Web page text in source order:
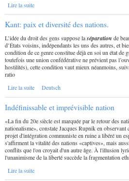
Lire la suite
Kant: paix et diversité des nations.
L’idée du droit des gens suppose laséparation de
d’États voisins, indépendants les uns des autres, et
condition de ce genre constitue déjà en soi un état de
toutefois une union confédérative ne prévient pas
hostilités), cette condition vaut mieux néanmoins,
ratio
Lire la suite
Deutsch
Indéfinissable et imprévisible nation
«La fin du 20e siècle est marquée par le retour des
nationalisme», constate Jacques Rupnik en observant
projet d'intégration communiste en ruine a libéré un
s'affirment la vitalité des nations «captives», mais
conflits que l'on croyait d'un autre âge. À l'illusion
l'unanimisme de la liberté succède la fragmentation
Lire la suite